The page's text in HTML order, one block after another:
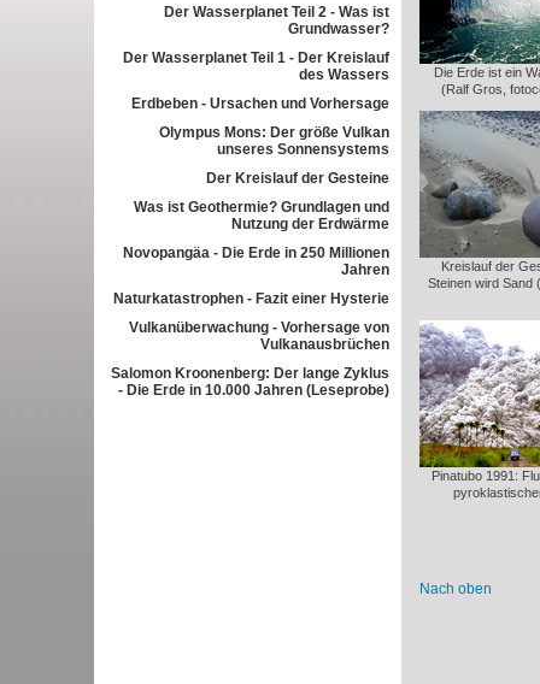
Der Wasserplanet Teil 2 - Was ist
Grundwasser?
Der Wasserplanet Teil 1 - Der Kreislauf
des Wassers
Erdbeben - Ursachen und Vorhersage
Olympus Mons: Der größe Vulkan
unseres Sonnensystems
Der Kreislauf der Gesteine
Was ist Geothermie? Grundlagen und
Nutzung der Erdwärme
Novopangäa - Die Erde in 250 Millionen
Jahren
Naturkatastrophen - Fazit einer Hysterie
Vulkanüberwachung - Vorhersage von
Vulkanausbrüchen
Salomon Kroonenberg: Der lange Zyklus
- Die Erde in 10.000 Jahren (Leseprobe)
Die Erde ist ein
(Ralf Gros,
Kreislauf der
Steinen wird Sand
Pinatubo 1991:
Nach oben